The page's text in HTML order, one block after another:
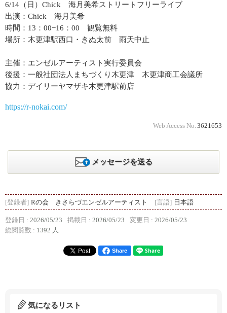
6/14（日）Chick 海月美希ストリートフリーライブ
出演：Chick 海月美希
時間：13：00−16：00 観覧無料
場所：木更津駅西口・きぬ太前 雨天中止
主催：エンゼルアーティスト実行委員会
後援：一般社団法人まちづくり木更津 木更津商工会議所
協力：デイリーヤマザキ木更津駅前店
https://r-nokai.com/
Web Access No. 3621653
メッセージを送る
[登録者] Rの会 きさらづエンゼルアーティスト [言語] 日本語
登録日 : 2026/05/23 掲載日 : 2026/05/23 変更日 : 2026/05/23
総閲覧数 : 1392 人
Share
気になるリスト